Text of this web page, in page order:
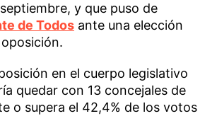
y que puso de
de Todos ante una elección
en el cuerpo legislativo
quedar con 13 concejales de
o supera el 42,4% de los votos